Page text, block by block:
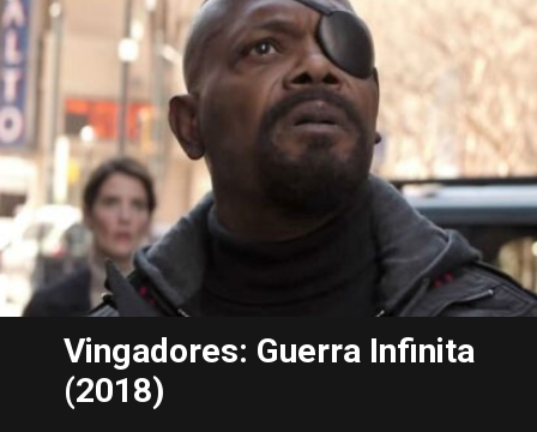
Vingadores: Guerra Infinita
(2018)